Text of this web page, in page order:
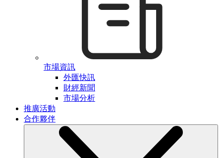
市場資訊
外匯快訊
財經新聞
市場分析
推廣活動
合作夥伴